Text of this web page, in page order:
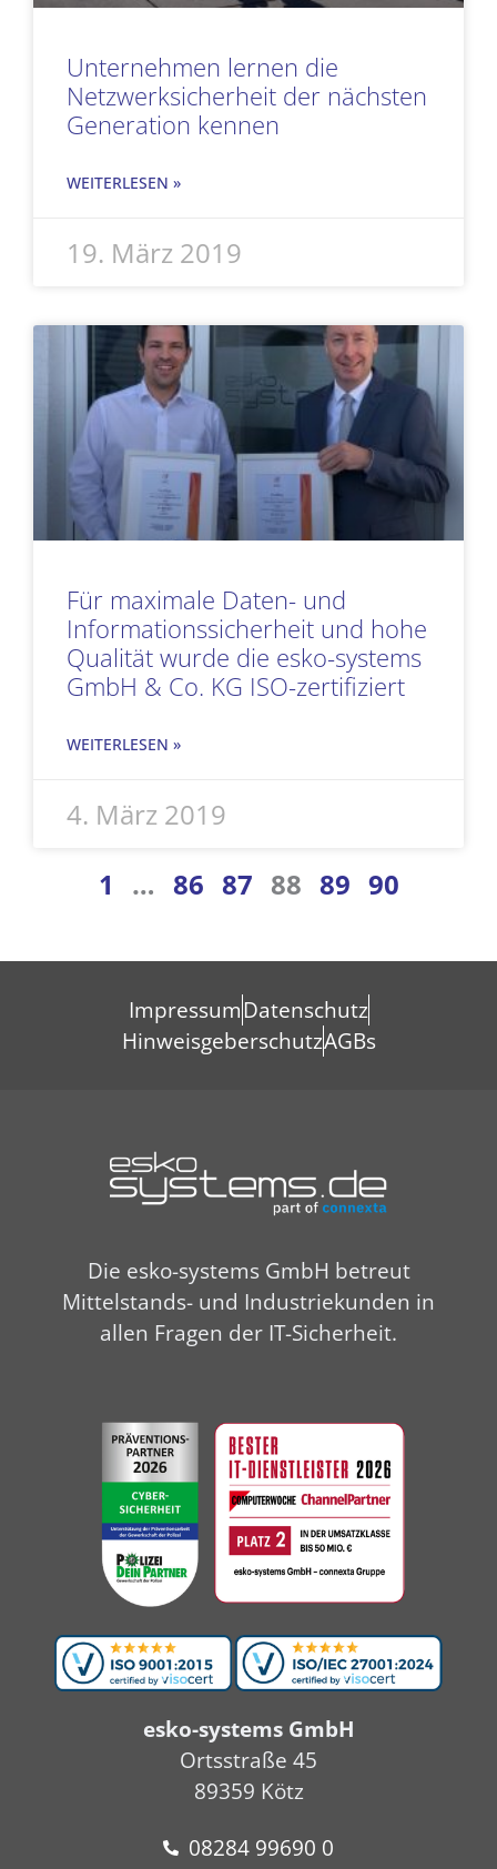
Unternehmen lernen die
Netzwerksicherheit der nächsten
Generation kennen
WEITERLESEN »
19. März 2019
Für maximale Daten- und
Informationssicherheit und hohe
Qualität wurde die esko-systems
GmbH & Co. KG ISO-zertifiziert
WEITERLESEN »
4. März 2019
1 … 86 87 88 89 90
ImpressumDatenschutz
HinweisgeberschutzAGBs
Die esko-systems GmbH betreut
Mittelstands- und Industriekunden in
allen Fragen der IT-Sicherheit.
esko-systems GmbH
Ortsstraße 45
89359 Kötz
08284 99690 0